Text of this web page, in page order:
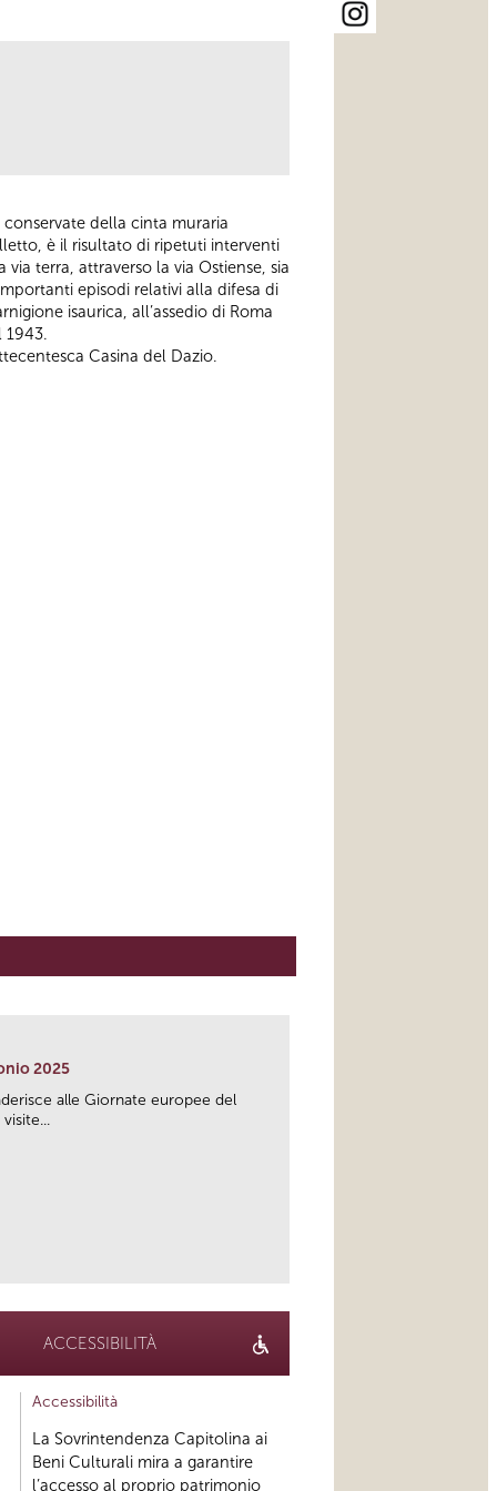
della cinta muraria
è il risultato di ripetuti interventi
terra, attraverso la via Ostiense, sia
episodi relativi alla difesa di
isaurica, all’assedio di Roma
1943.
Casina del Dazio.
2025
alle Giornate europee del
ACCESSIBILITÀ
Accessibilità
La Sovrintendenza Capitolina ai
Beni Culturali mira a garantire
l’accesso al proprio patrimonio